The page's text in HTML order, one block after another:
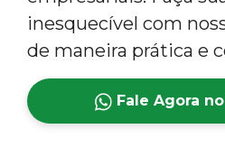
inesquecível com
de maneira prática e
Fale Agora